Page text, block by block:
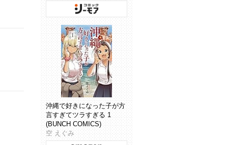
沖縄で好きになった子が方
言すぎてツラすぎる 1
(BUNCH COMICS)
空 えぐみ